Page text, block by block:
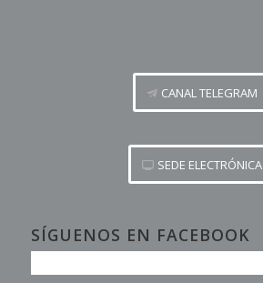
CANAL TELEGRAM
SEDE ELECTRÓNICA
SÍGUENOS EN FACEBOOK